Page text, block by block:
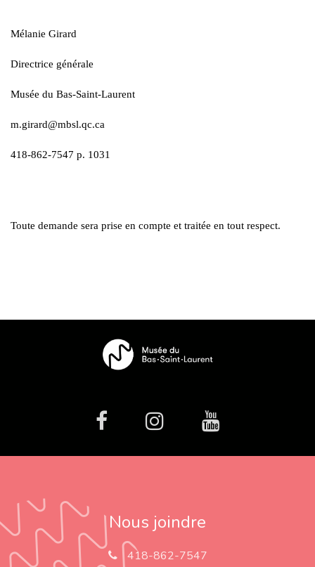
Mélanie Girard
Directrice générale
Musée du Bas-Saint-Laurent
m.girard@mbsl.qc.ca
418-862-7547 p. 1031
Toute demande sera prise en compte et traitée en tout respect.
facebookInstagramYoutube
Nous joindre
418-862-7547